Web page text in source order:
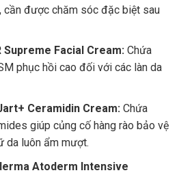
cần được chăm sóc đặc biệt sau
Supreme Facial Cream: Chứa
phục hồi cao đối với các làn da
Ceramidin Cream: Chứa
giúp củng cố hàng rào bảo vệ
da luôn ẩm mượt.
Atoderm Intensive